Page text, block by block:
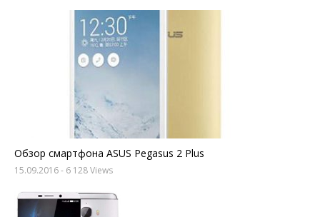
Обзор смартфона ASUS Pegasus 2 Plus
15.09.2016- 6 128 Views